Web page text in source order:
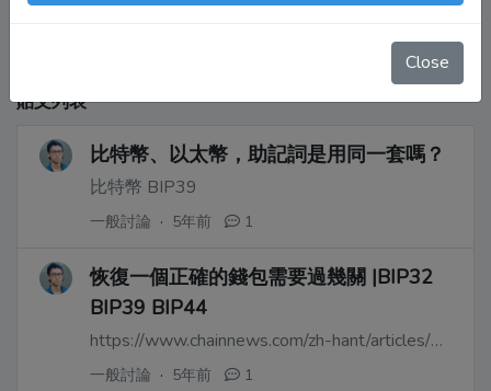
貼文列表
比特幣、以太幣，助記詞是用同一套嗎？
比特幣 BIP39
一般討論 · 5年前 1
恢復一個正確的錢包需要過幾關 |BIP32
BIP39 BIP44
https://www.chainnews.com/zh-hant/articles/043413049556.htm
一般討論 · 5年前 1
Close